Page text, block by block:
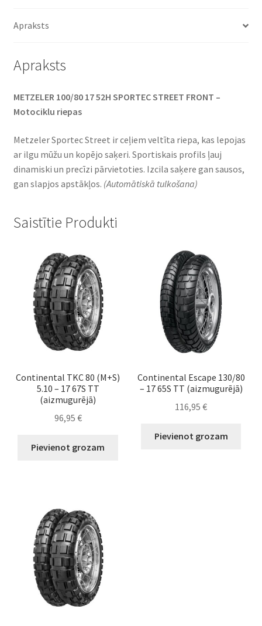
Apraksts
Apraksts
METZELER 100/80 17 52H SPORTEC STREET FRONT –
Motociklu riepas
Metzeler Sportec Street ir ceļiem veltīta riepa, kas lepojas
ar ilgu mūžu un kopējo saķeri. Sportiskais profils ļauj
dinamiski un precīzi pārvietoties. Izcila saķere gan sausos,
gan slapjos apstākļos. (Automātiskā tulkošana)
Saistītie Produkti
Continental TKC 80 (M+S)
5.10 – 17 67S TT
(aizmugurējā)
96,95 €
Pievienot grozam
Continental Escape 130/80
– 17 65S TT (aizmugurējā)
116,95€
Pievienot grozam